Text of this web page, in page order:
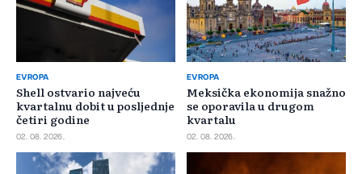
EVROPA
Shell ostvario najveću
kvartalnu dobit u posljednje
četiri godine
02. 08. 2026.
EVROPA
Meksička ekonomija snažno
se oporavila u drugom
kvartalu
02. 08. 2026.